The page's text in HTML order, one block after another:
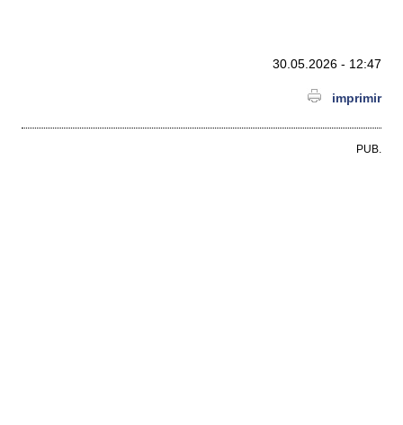
30.05.2026 - 12:47
imprimir
PUB.